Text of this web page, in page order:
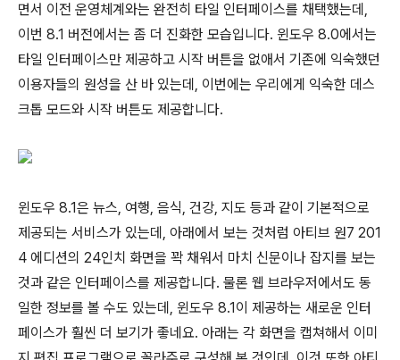
면서 이전 운영체계와는 완전히 타일 인터페이스를 채택했는데,
이번 8.1 버전에서는 좀 더 진화한 모습입니다. 윈도우 8.0에서는
타일 인터페이스만 제공하고 시작 버튼을 없애서 기존에 익숙했던
이용자들의 원성을 산 바 있는데, 이번에는 우리에게 익숙한 데스
크톱 모드와 시작 버튼도 제공합니다.
윈도우 8.1은 뉴스, 여행, 음식, 건강, 지도 등과 같이 기본적으로
제공되는 서비스가 있는데, 아래에서 보는 것처럼 아티브 원7 201
4 에디션의 24인치 화면을 꽉 채워서 마치 신문이나 잡지를 보는
것과 같은 인터페이스를 제공합니다. 물론 웹 브라우저에서도 동
일한 정보를 볼 수도 있는데, 윈도우 8.1이 제공하는 새로운 인터
페이스가 훨씬 더 보기가 좋네요. 아래는 각 화면을 캡쳐해서 이미